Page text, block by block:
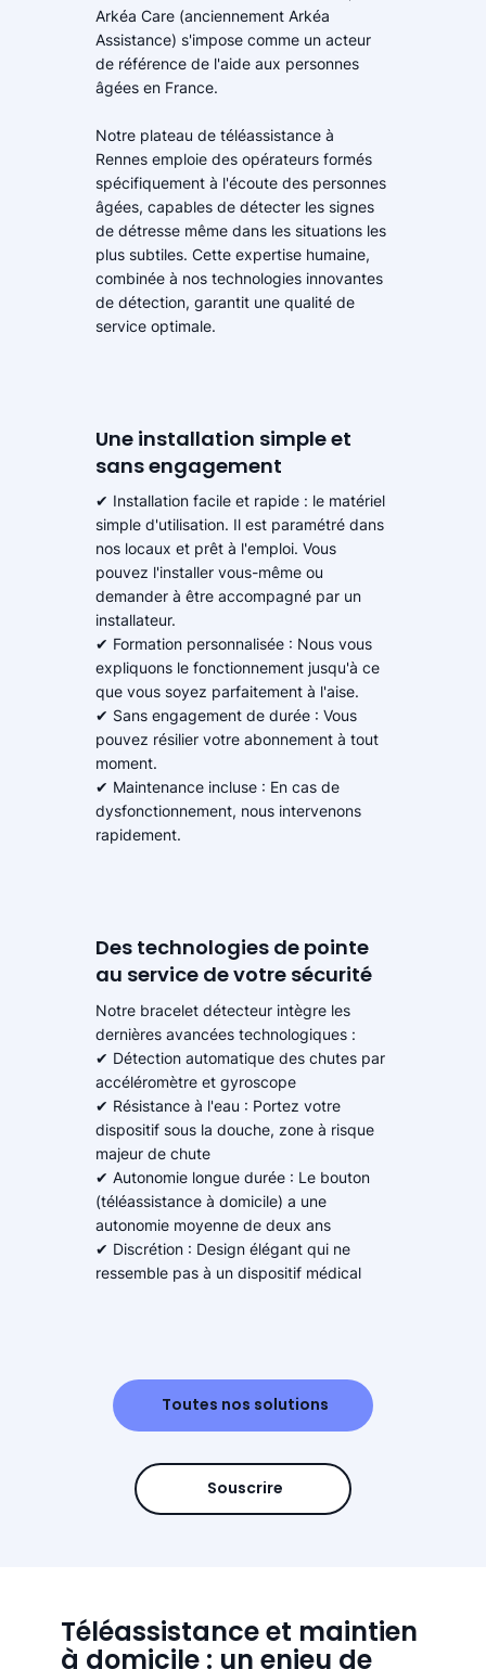
Arkéa Care (anciennement Arkéa
Assistance) s'impose comme un acteur
de référence de l'aide aux personnes
âgées en France.
Notre plateau de téléassistance à
Rennes emploie des opérateurs formés
spécifiquement à l'écoute des personnes
âgées, capables de détecter les signes
de détresse même dans les situations les
plus subtiles. Cette expertise humaine,
combinée à nos technologies innovantes
de détection, garantit une qualité de
service optimale.
Une installation simple et
sans engagement
✔ Installation facile et rapide : le matériel
simple d'utilisation. Il est paramétré dans
nos locaux et prêt à l'emploi. Vous
pouvez l'installer vous-même ou
demander à être accompagné par un
installateur.
✔ Formation personnalisée : Nous vous
expliquons le fonctionnement jusqu'à ce
que vous soyez parfaitement à l'aise.
✔ Sans engagement de durée : Vous
pouvez résilier votre abonnement à tout
moment.
✔ Maintenance incluse : En cas de
dysfonctionnement, nous intervenons
rapidement.
Des technologies de pointe
au service de votre sécurité
Notre bracelet détecteur intègre les
dernières avancées technologiques :
✔ Détection automatique des chutes par
accéléromètre et gyroscope
✔ Résistance à l'eau : Portez votre
dispositif sous la douche, zone à risque
majeur de chute
✔ Autonomie longue durée : Le bouton
(téléassistance à domicile) a une
autonomie moyenne de deux ans
✔ Discrétion : Design élégant qui ne
ressemble pas à un dispositif médical
Toutes nos solutions
Souscrire
Téléassistance et maintien
à domicile : un enjeu de